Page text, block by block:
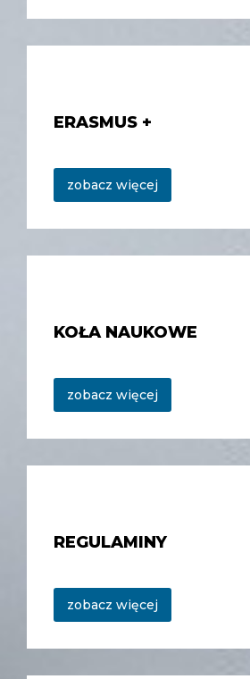
ERASMUS +
zobacz więcej
KOŁA NAUKOWE
zobacz więcej
REGULAMINY
zobacz więcej